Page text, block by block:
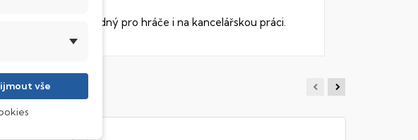
IdeaPad je vhodný pro hráče i na kancelářskou práci.
vše